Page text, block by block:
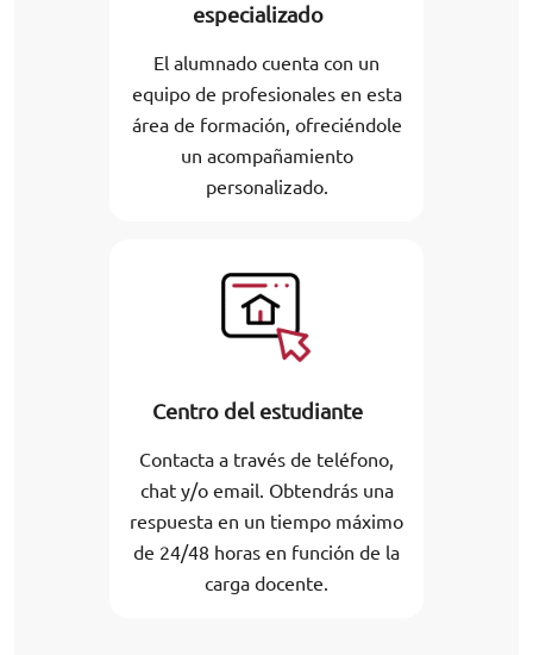
especializado
El alumnado cuenta con un
equipo de profesionales en esta
área de formación, ofreciéndole
un acompañamiento
personalizado.
Centro del estudiante
Contacta a través de teléfono,
chat y/o email. Obtendrás una
respuesta en un tiempo máximo
de 24/48 horas en función de la
carga docente.